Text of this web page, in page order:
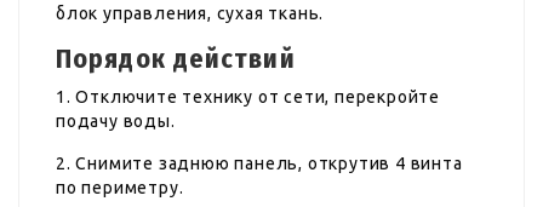
блок управления, сухая ткань.
Порядок действий
1. Отключите технику от сети, перекройте
подачу воды.
2. Снимите заднюю панель, открутив 4 винта
по периметру.